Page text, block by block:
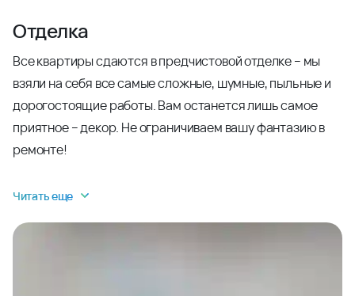
Отделка
Все квартиры сдаются в предчистовой отделке – мы
взяли на себя все самые сложные, шумные, пыльные и
дорогостоящие работы. Вам останется лишь самое
приятное – декор. Не ограничиваем вашу фантазию в
ремонте!
Читать еще